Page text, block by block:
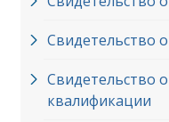
Свидетельство
Свидетельство
квалификации